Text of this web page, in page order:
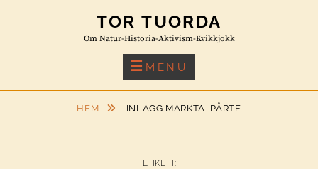
TOR TUORDA
Om Natur-Historia-Aktivism-Kvikkjokk
MENU
HEM INLÄGG MÄRKTA PÅRTE
ETIKETT: